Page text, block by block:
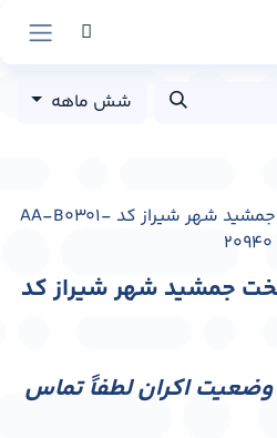
شش ماهه
جمشید شهر شیراز کد
وضعیت اکران لطفاً تماس